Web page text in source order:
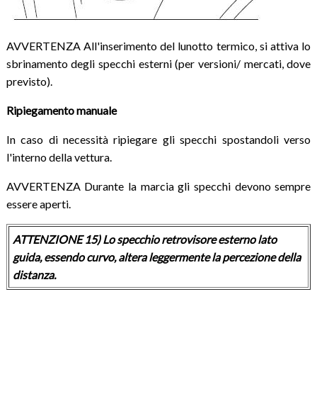
AVVERTENZA All'inserimento del lunotto termico, si attiva lo
sbrinamento degli specchi esterni (per versioni/ mercati, dove
previsto).
Ripiegamento manuale
In caso di necessità ripiegare gli specchi spostandoli verso
l'interno della vettura.
AVVERTENZA Durante la marcia gli specchi devono sempre
essere aperti.
ATTENZIONE 15) Lo specchio retrovisore esterno lato
guida, essendo curvo, altera leggermente la percezione della
distanza.